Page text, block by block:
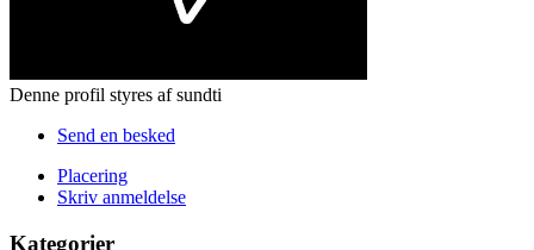
Denne profil styres af sundti
Send en besked
Placering
Skriv anmeldelse
Kategorier